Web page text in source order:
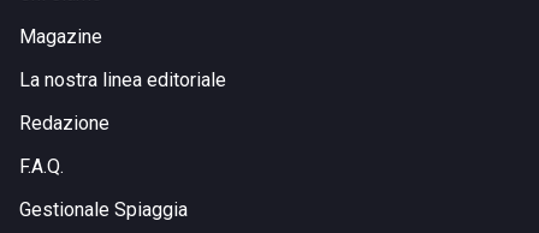
Magazine
La nostra linea editoriale
Redazione
F.A.Q.
Gestionale Spiaggia